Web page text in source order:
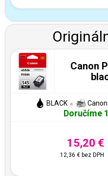
Canon
BLACK Canon
Doručíme
15,20 €
12,36 € bez DPH